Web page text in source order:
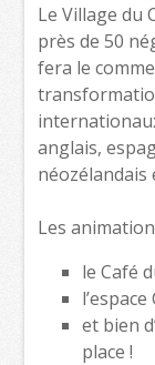
Le Village du
près de 50
fera le
anglais,
néozélandais
Les
le Café
et bien
place !